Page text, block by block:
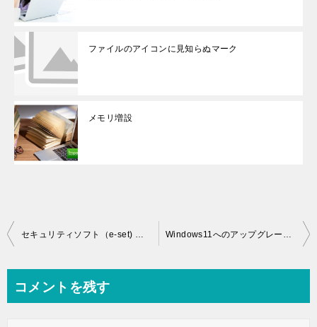
ファイルのアイコンに見知らぬマーク
メモリ増設
投
ビ
セキュリティソフト（e-set) 更新機能を使わないで更新する方法 Windows11へのアップグレード推奨画面が表示された時の対処方法
コメントを残す